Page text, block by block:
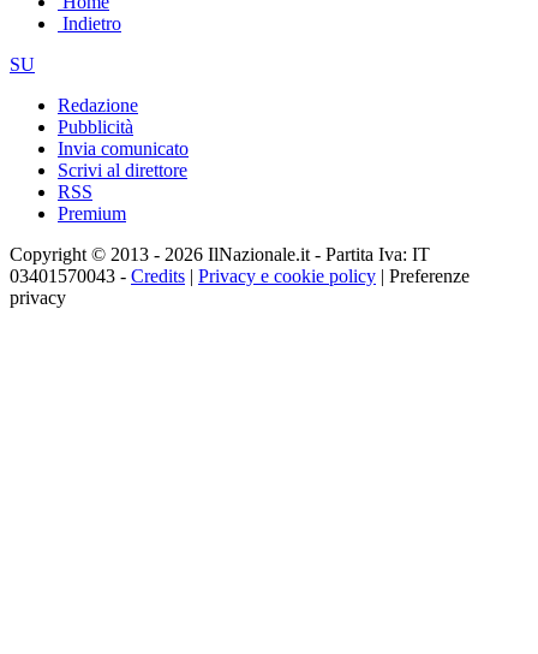
Indietro
SU
Redazione
Pubblicità
Invia comunicato
Scrivi al direttore
RSS
Premium
Copyright © 2013 - 2026 IlNazionale.it - Partita Iva: IT
03401570043 - Credits | Privacy e cookie policy | Preferenze
privacy